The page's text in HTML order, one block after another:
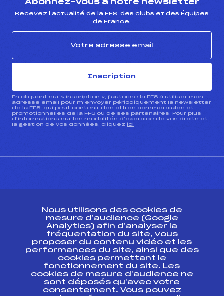
Abonnez-vous à notre newsletter
Recevez l’actualité de la FFS, des clubs et des Équipes
de France.
Inscription
En cliquant sur « inscription », j’autorise la FFS à utiliser mon
adresse email pour m’envoyer périodiquement la newsletter
de la FFS, qui peut contenir des offres commerciales et
promotionnelles de la FFS ou de ses partenaires. Pour plus
d’informations sur les modalités d’exercice de vos droits et
la gestion de vos données, cliquez ici
Ressources
Pass’Neige
Projet sportif fédéral
Projet de performance fédéral
Antidopage
Nous utilisons des cookies de
mesure d’audience (Google
Analytics) afin d’analyser la
fréquentation du site, vous
proposer du contenu vidéo et les
performances du site, ainsi que des
cookies permettant le
fonctionnement du site. Les
cookies de mesure d’audience ne
sont déposés qu’avec votre
consentement. Vous pouvez